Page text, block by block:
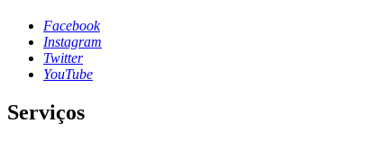
Facebook
Instagram
Twitter
YouTube
Serviços